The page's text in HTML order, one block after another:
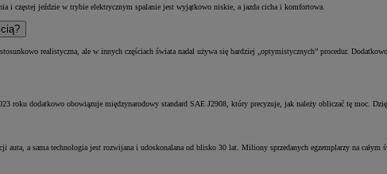
i częstej jeździe w trybie elektrycznym spalanie jest wyjątkowo niskie, a jazda cicha i komfortowa.
realistyczna, ale w innych częściach świata nadal używa się bardziej „optymistycznych” procedur.
roku dodatkowo obowiązuje międzynarodowy standard SAE J2908, który precyzuje, jak należy obliczać tę moc.
a sama technologia jest rozwijana i udoskonalana od blisko 30 lat. Miliony sprzedanych egzemplarzy na całym